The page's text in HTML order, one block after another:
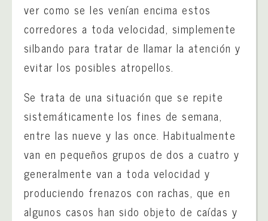
ver como se les venían encima estos
corredores a toda velocidad, simplemente
silbando para tratar de llamar la atención y
evitar los posibles atropellos.
Se trata de una situación que se repite
sistemáticamente los fines de semana,
entre las nueve y las once. Habitualmente
van en pequeños grupos de dos a cuatro y
generalmente van a toda velocidad y
produciendo frenazos con rachas, que en
algunos casos han sido objeto de caídas y